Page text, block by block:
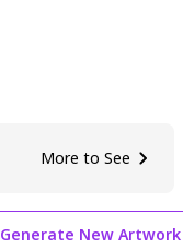
More to See
Generate New Artwork